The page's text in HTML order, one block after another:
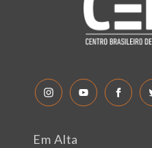
Em Alta